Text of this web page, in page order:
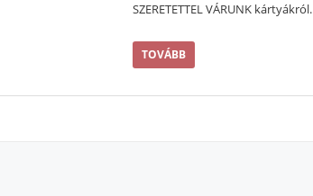
SZERETETTEL VÁRUNK kártyákról.
TOVÁBB